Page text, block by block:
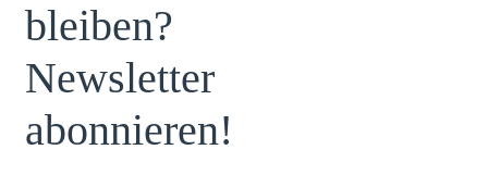
bleiben?
Newsletter
abonnieren!